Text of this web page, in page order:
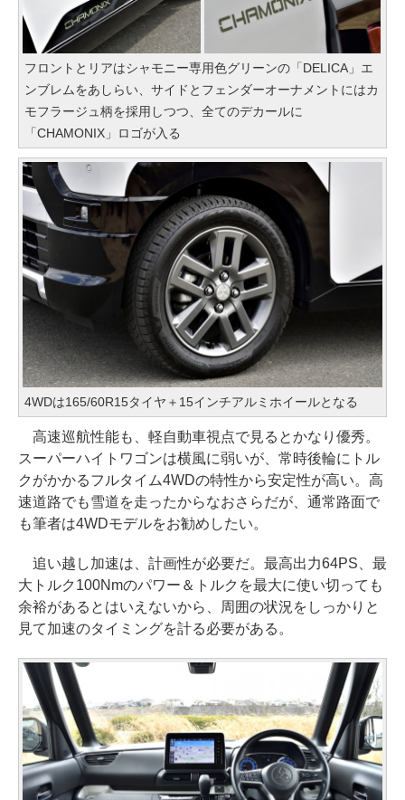
フロントとリアはシャモニー専用色グリーンの「DELICA」エ
ンブレムをあしらい、サイドとフェンダーオーナメントにはカ
モフラージュ柄を採用しつつ、全てのデカールに
「CHAMONIX」ロゴが入る
4WDは165/60R15タイヤ＋15インチアルミホイールとなる
高速巡航性能も、軽自動車視点で見るとかなり優秀。
スーパーハイトワゴンは横風に弱いが、常時後輪にトル
クがかかるフルタイム4WDの特性から安定性が高い。高
速道路でも雪道を走ったからなおさらだが、通常路面で
も筆者は4WDモデルをお勧めしたい。
追い越し加速は、計画性が必要だ。最高出力64PS、最
大トルク100Nmのパワー＆トルクを最大に使い切っても
余裕があるとはいえないから、周囲の状況をしっかりと
見て加速のタイミングを計る必要がある。